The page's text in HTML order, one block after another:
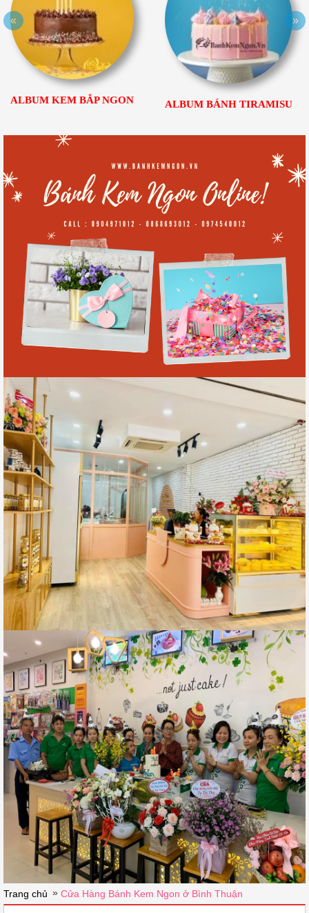
ALBUM KEM BẮP NGON ALBUM BÁNH TIRAMISU
« »
Trang chủ » Cửa Hàng Bánh Kem Ngon ở Bình Thuận